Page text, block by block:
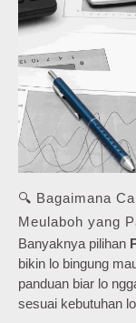
🔍 Bagaimana
Meulaboh yang
Banyaknya pilihan
bikin lo bingung
panduan biar lo
sesuai kebutuhan